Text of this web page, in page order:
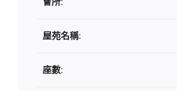
屋苑名稱:
座數: